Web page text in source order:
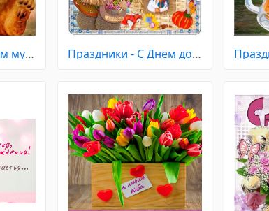
Праздники - С днем мужчин Праздники - С Днем домового